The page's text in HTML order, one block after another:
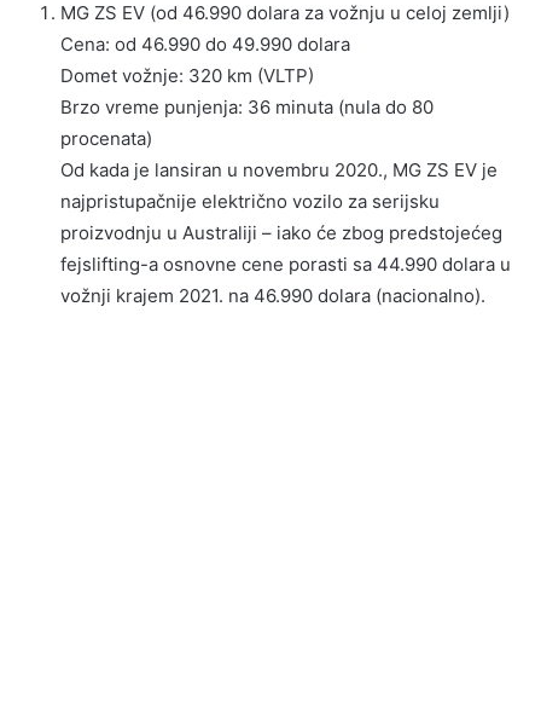
MG ZS EV (od 46.990 dolara za vožnju u celoj zemlji)
Cena: od 46.990 do 49.990 dolara
Domet vožnje: 320 km (VLTP)
Brzo vreme punjenja: 36 minuta (nula do 80
procenata)
Od kada je lansiran u novembru 2020., MG ZS EV je
najpristupačnije električno vozilo za serijsku
proizvodnju u Australiji – iako će zbog predstojećeg
fejslifting-a osnovne cene porasti sa 44.990 dolara u
vožnji krajem 2021. na 46.990 dolara (nacionalno).